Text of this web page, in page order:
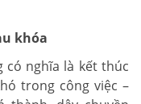
khóa
có nghĩa là kết thúc
trong công việc –